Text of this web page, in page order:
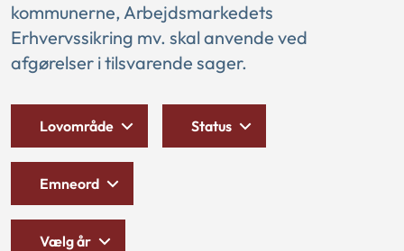
kommunerne, Arbejdsmarkedets
Erhvervssikring mv. skal anvende ved
afgørelser i tilsvarende sager.
Lovområde Status
Emneord
Vælg år